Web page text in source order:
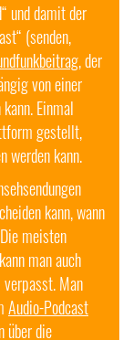
und damit der
(senden,
, der
von einer
Einmal
gestellt,
werden kann.
kann, wann
meisten
man auch
verpasst. Man
Audio-Podcast
über die